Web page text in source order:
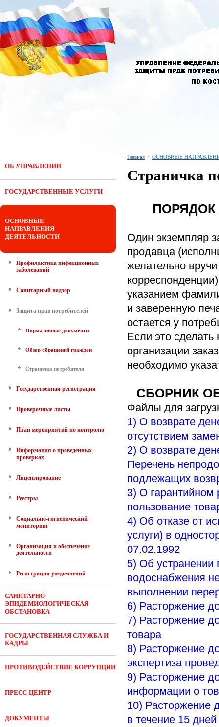
ОБ УПРАВЛЕНИИ
ГОСУДАРСТВЕННЫЕ УСЛУГИ
ОСНОВНЫЕ
НАПРАВЛЕНИЯ
ДЕЯТЕЛЬНОСТИ
Профилактика инфекционных
заболеваний
Санитарный надзор
Защита прав потребителей
Нормативные документы
Обзор обращений граждан
Страничка потребителя
Государственная регистрация
Проверочные листы
План мероприятий по контролю
Информация о проведенных
проверках
Лицензирование
Реестры
Социально-гигиенический
мониторинг
Организация и обеспечение
деятельности
Регистрация уведомлений
САНИТАРНО-
ЭПИДЕМИОЛОГИЧЕСКАЯ
ОБСТАНОВКА
ГОСУДАРСТВЕННАЯ СЛУЖБА И
КАДРЫ
ПРОТИВОДЕЙСТВИЕ КОРРУПЦИИ
ПРЕСС-ЦЕНТР
ДОКУМЕНТЫ
Главная / ОСНОВНЫЕ
Страничка
ПОРЯДОК
Один экземпляр
продавца
желательно
указанием
и заверенную
остается у
Если это
организации
необходимо
СБОРНИК
Файлы для
1) О возврате
отсутствием
2) О возврате
Перечень
подлежащих
3) О гарантийном
пользование
4) Об отказе от
услуги) в
07.02.1992
5) Об устранении
водоснабжения
выполнении
6) Расторжение
7) Расторжение
товара
8) Расторжение
экспертиза
9) Расторжение
информации о
10) Расторжение
в течение 15